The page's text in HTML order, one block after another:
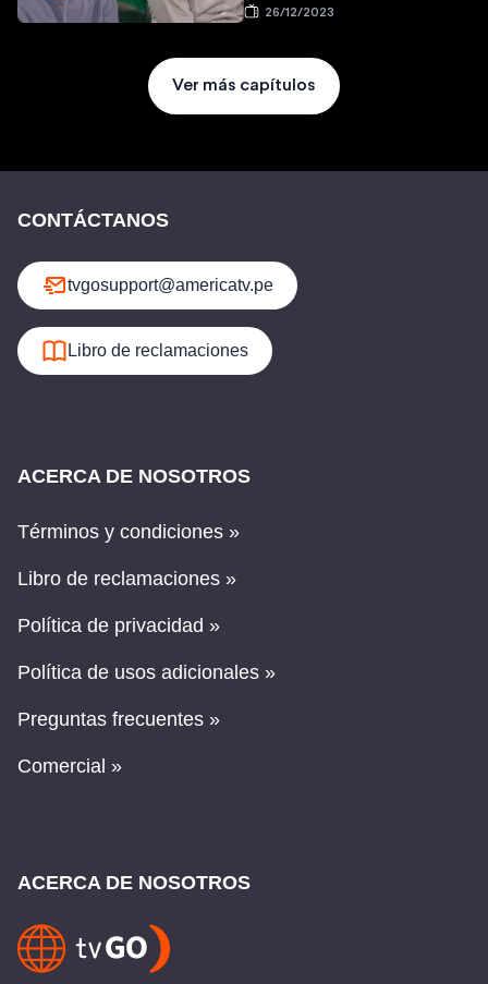
26/12/2023
Ver más capítulos
CONTÁCTANOS
tvgosupport@americatv.pe
Libro de reclamaciones
ACERCA DE NOSOTROS
Términos y condiciones »
Libro de reclamaciones »
Política de privacidad »
Política de usos adicionales »
Preguntas frecuentes »
Comercial »
ACERCA DE NOSOTROS